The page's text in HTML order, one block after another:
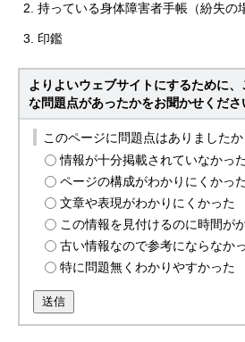
持っている身体障害者手帳（紛失の
印鑑
よりよいウェブサイトにするために
な問題点があったかをお聞かせくださ
このページに問題点はありましたか
情報が十分掲載されていなかっ
ページの構成がわかりにくかっ
文章や表現がわかりにくかった
この情報を見付けるのに時間が
古い情報なので参考にならなか
特に問題無くわかりやすかった
送信